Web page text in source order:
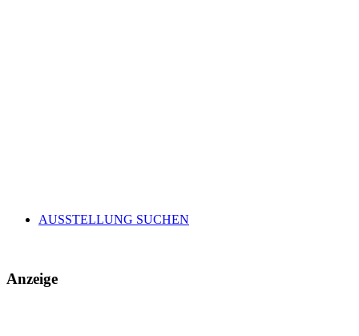
AUSSTELLUNG SUCHEN
Anzeige